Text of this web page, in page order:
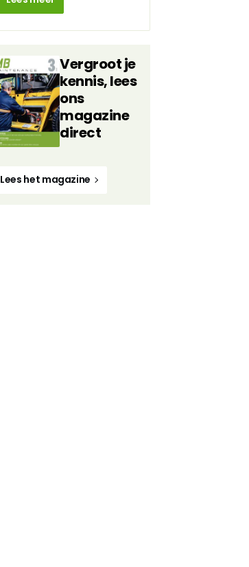
Vergroot je
kennis, lees
ons
magazine
direct
Lees het magazine